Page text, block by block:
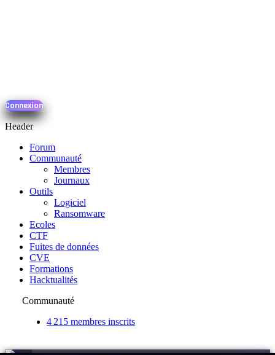
Connexion
Header
Forum
Communauté
Membres
Journaux
Outils
Logiciel
Ransomware
Ecoles
CTF
Fuites de données
CVE
Formations
Hacktualités
Communauté
4 215 membres inscrits